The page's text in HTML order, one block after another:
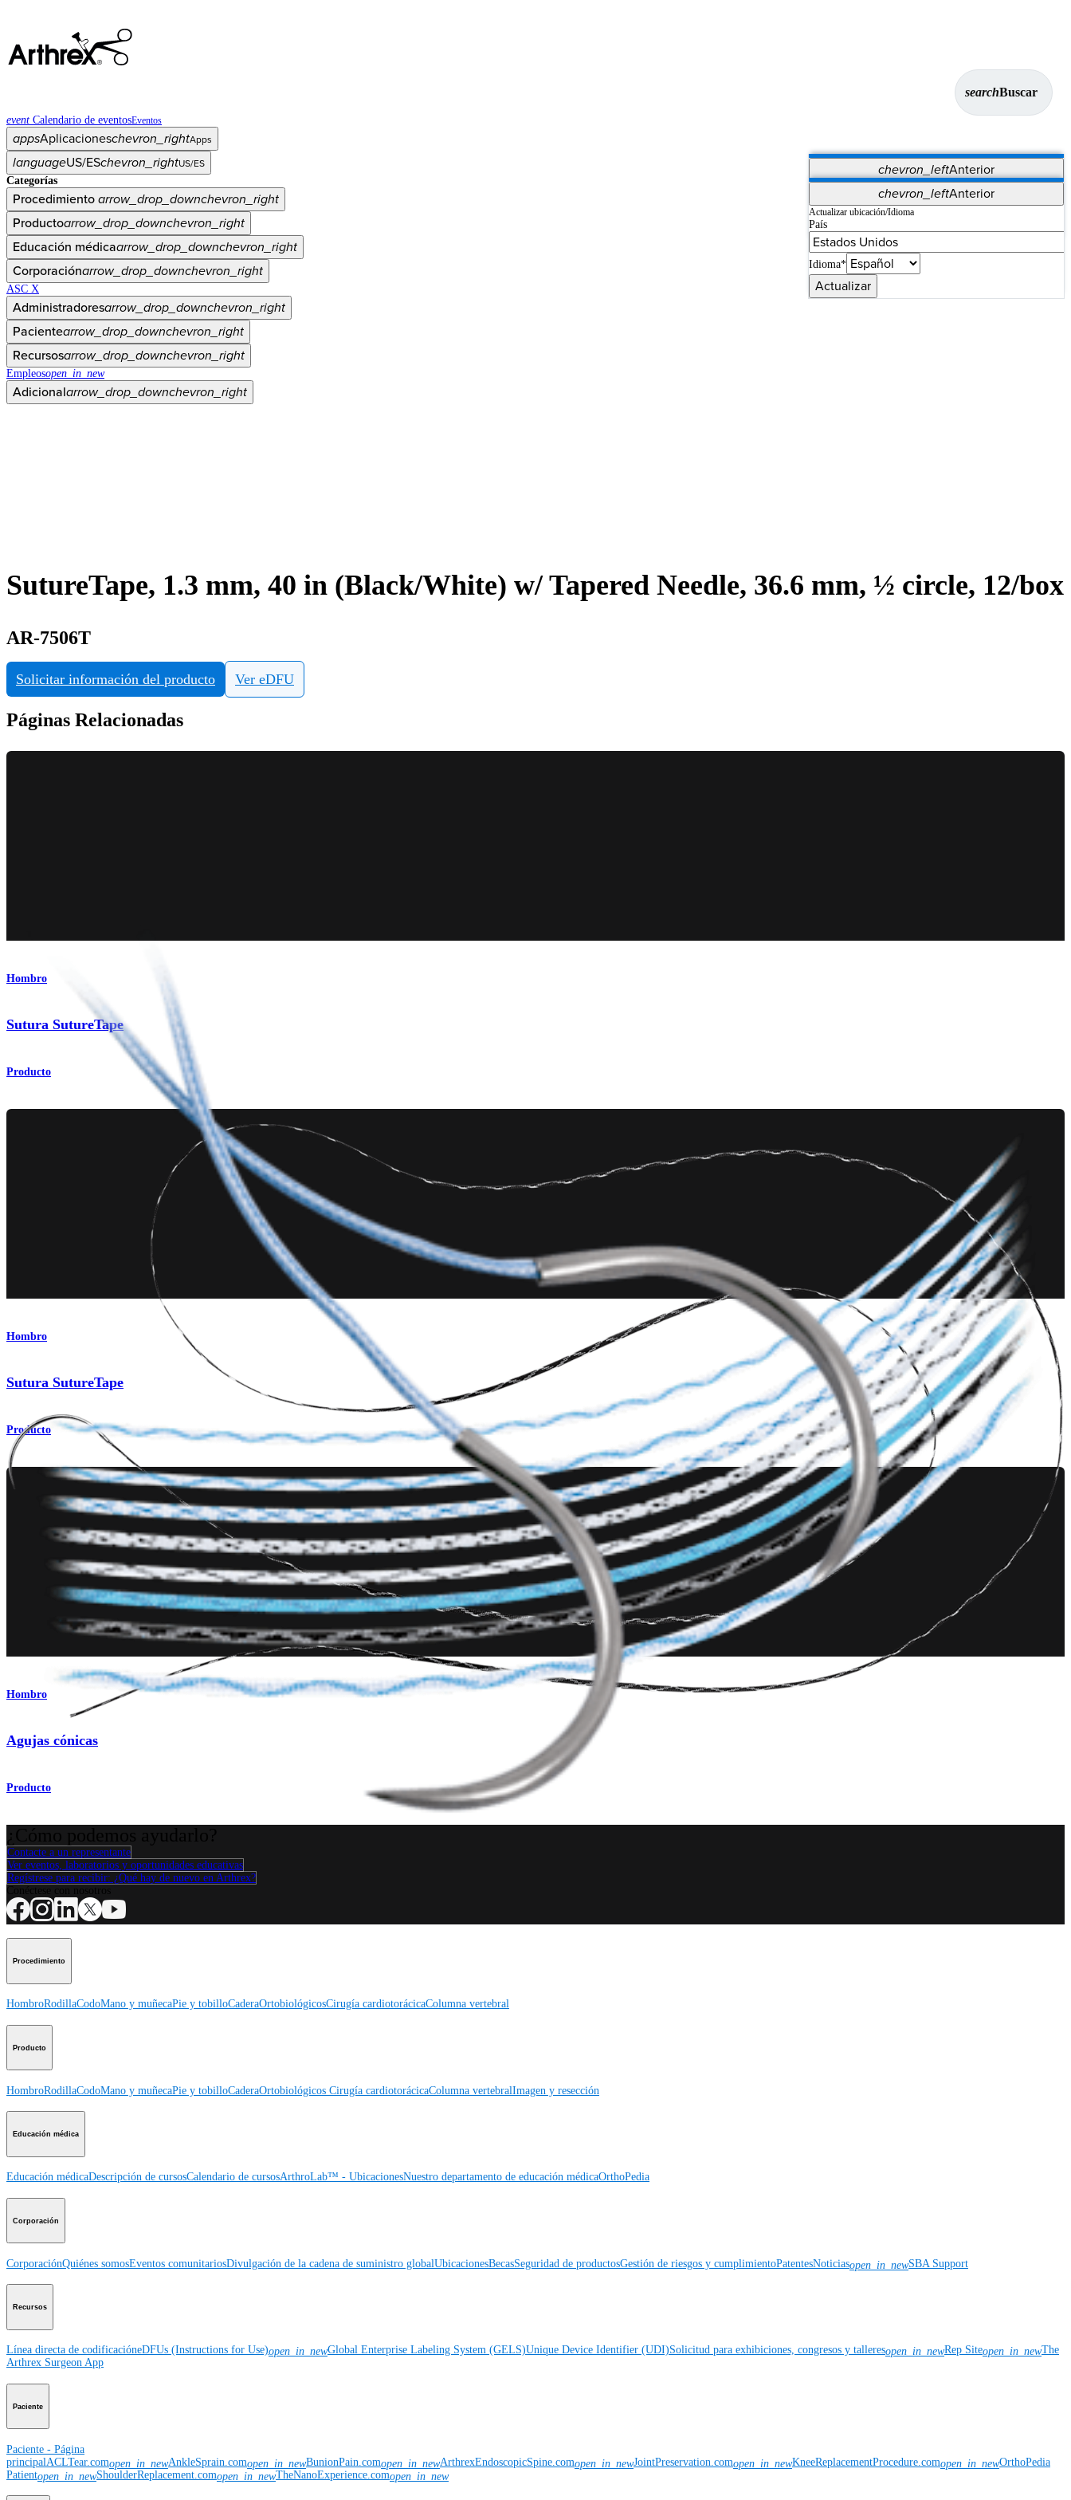
searchBuscar
event Calendario de eventosEventos
appsAplicacioneschevron_rightApps
chevron_leftAnterior
Vet Systems OrthoPedia Patient
Supplier Portal
Synergy Imaging & Resection
languageUS/ESchevron_rightUS/ES
chevron_leftAnterior
Actualizar ubicación/Idioma
País
Idioma*
Actualizar
Categorías
Procedimientoarrow_drop_downchevron_right
Productoarrow_drop_downchevron_right
Educación médicaarrow_drop_downchevron_right
Corporaciónarrow_drop_downchevron_right
ASC X
Administradoresarrow_drop_downchevron_right
Pacientearrow_drop_downchevron_right
Recursosarrow_drop_downchevron_right
Empleosopen_in_new
Adicionalarrow_drop_downchevron_right
SutureTape, 1.3 mm, 40 in (Black/White) w/ Tapered Needle, 36.6 mm, ½ circle, 12/box
AR-7506T
Solicitar información del producto Ver eDFU
Páginas Relacionadas
Hombro
Sutura SutureTape
Producto
Hombro
Sutura SutureTape
Producto
Hombro
Agujas cónicas
Producto
Contacte a un representante
Ver eventos, laboratorios y oportunidades educativas
Regístrese para recibir: ¿Qué hay de nuevo en Arthrex?
Procedimiento
HombroRodillaCodoMano y muñecaPie y tobilloCaderaOrtobiológicosCirugía cardiotorácicaColumna vertebral
Producto
HombroRodillaCodoMano y muñecaPie y tobilloCaderaOrtobiológicos Cirugía cardiotorácicaColumna vertebralImagen y resección
Educación médica
Educación médicaDescripción de cursosCalendario de cursosArthroLab™ - UbicacionesNuestro departamento de educación médicaOrthoPedia
Corporación
CorporaciónQuiénes somosEventos comunitariosDivulgación de la cadena de suministro globalUbicacionesBecasSeguridad de productosGestión de riesgos y cumplimientoPatentesNoticiasopen_in_newSBA Support
Recursos
Línea directa de codificacióneDFUs (Instructions for Use)open_in_newGlobal Enterprise Labeling System (GELS)Unique Device Identifier (UDI)Solicitud para exhibiciones, congresos y talleresopen_in_newRep Siteopen_in_newThe
Arthrex Surgeon App
Paciente
Paciente - Página
principal ACLTear.comopen_in_newAnkleSprain.comopen_in_newBunionPain.comopen_in_newArthrexEndoscopicSpine.comopen_in_newJointPreservation.comopen_in_newKneeReplacementProcedure.comopen_in_newOrthoPedia
Patientopen_in_newShoulderReplacement.comopen_in_newTheNanoExperience.comopen_in_new